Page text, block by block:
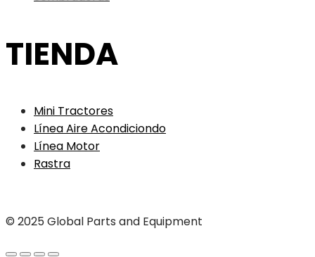
TIENDA
Mini Tractores
Línea Aire Acondiciondo
Línea Motor
Rastra
© 2025 Global Parts and Equipment